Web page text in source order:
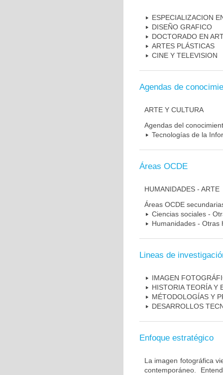
ESPECIALIZACION
DISEÑO GRAFICO
DOCTORADO EN
ARTES PLÁSTICAS
CINE Y TELEVISION
Agendas de
ARTE Y CULTURA
Agendas del
Tecnologías de la
Áreas OCDE
HUMANIDADES - ARTE
Áreas OCDE
Ciencias sociales -
Humanidades - Otras
Lineas de
IMAGEN
HISTORIA TEORÍA Y
MÉTODOLOGÍAS Y
DESARROLLOS
Enfoque estratégico
La imagen fotográfica
contemporáneo.